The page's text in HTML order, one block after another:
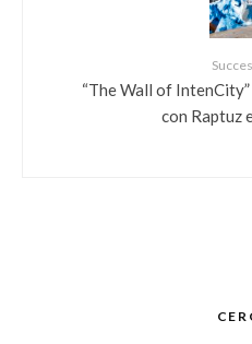
“The Wall of
con Raptuz